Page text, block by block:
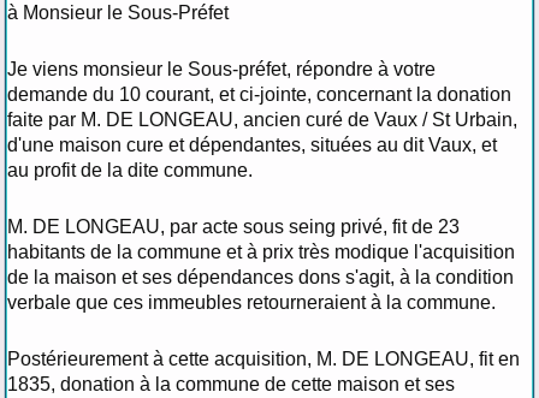
à Monsieur le Sous-Préfet
Je viens monsieur le Sous-préfet, répondre à votre
demande du 10 courant, et ci-jointe, concernant la donation
faite par M. DE LONGEAU, ancien curé de Vaux / St Urbain,
d'une maison cure et dépendantes, situées au dit Vaux, et
au profit de la dite commune.
M. DE LONGEAU, par acte sous seing privé, fit de 23
habitants de la commune et à prix très modique l'acquisition
de la maison et ses dépendances dons s'agit, à la condition
verbale que ces immeubles retourneraient à la commune.
Postérieurement à cette acquisition, M. DE LONGEAU, fit en
1835, donation à la commune de cette maison et ses